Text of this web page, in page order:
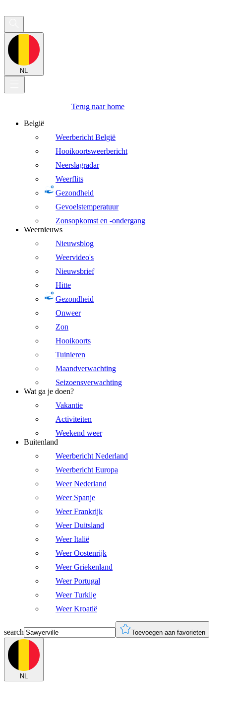
NL
Terug naar home
België
Weerbericht België
Hooikoortsweerbericht
Neerslagradar
Weerflits
Gezondheid
Gevoelstemperatuur
Zonsopkomst en -ondergang
Weernieuws
Nieuwsblog
Weervideo's
Nieuwsbrief
Hitte
Gezondheid
Onweer
Zon
Hooikoorts
Tuinieren
Maandverwachting
Seizoensverwachting
Wat ga je doen?
Vakantie
Activiteiten
Weekend weer
Buitenland
Weerbericht Nederland
Weerbericht Europa
Weer Nederland
Weer Spanje
Weer Frankrijk
Weer Duitsland
Weer Italië
Weer Oostenrijk
Weer Griekenland
Weer Portugal
Weer Turkije
Weer Kroatië
search Toevoegen aan favorieten
NL